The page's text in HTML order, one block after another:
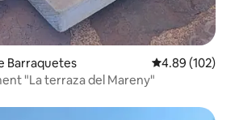
Barraquetes 4.89 out of 5
4.89 (102)
"La terraza del Mareny"